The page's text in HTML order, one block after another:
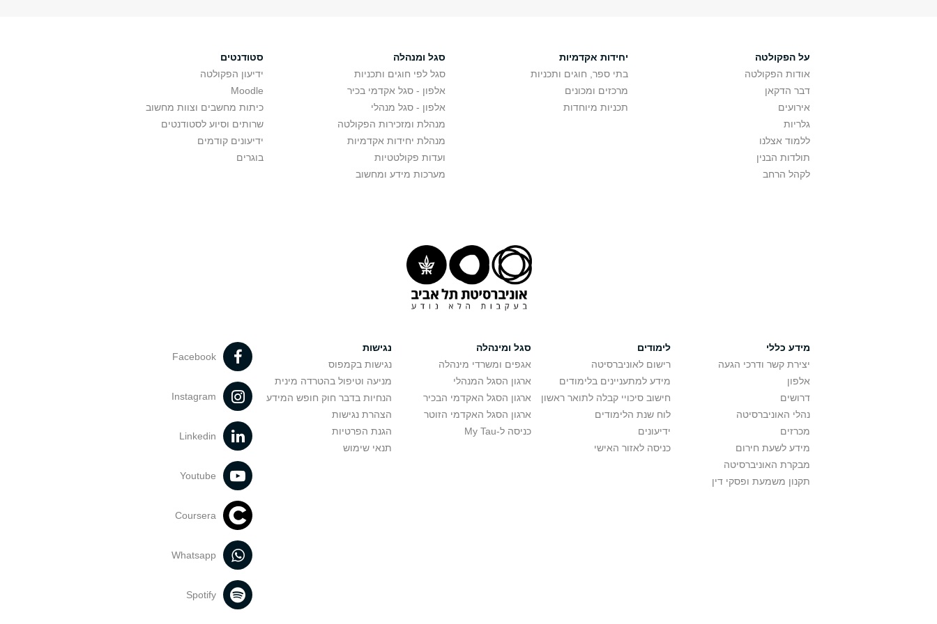
על הפקולטה
אודות הפקולטה
דבר הדקאן
אירועים
גלריות
ללמוד אצלנו
תולדות הבנין
לקהל הרחב
יחידות אקדמיות
בתי ספר, חוגים ותכניות
מרכזים ומכונים
תכניות מיוחדות
סגל ומנהלה
סגל לפי חוגים ותכניות
אלפון - סגל אקדמי בכיר
אלפון - סגל מנהלי
מנהלת ומזכירות הפקולטה
מנהלת יחידות אקדמיות
ועדות פקולטטיות
מערכות מידע ומחשוב
סטודנטים
ידיעון הפקולטה
Moodle
כיתות מחשבים וצוות מחשוב
שרותים וסיוע לסטודנטים
ידיעונים קודמים
בוגרים
מידע כללי
יצירת קשר ודרכי הגעה
אלפון
דרושים
נהלי האוניברסיטה
מכרזים
מידע לשעת חירום
מבקרת האוניברסיטה
תקנון משמעת ופסקי דין
לימודים
רישום לאוניברסיטה
מידע למתעניינים בלימודים
חישוב סיכויי קבלה לתואר ראשון
לוח שנת הלימודים
ידיעונים
כניסה לאזור האישי
סגל ומינהלה
אגפים ומשרדי מינהלה
ארגון הסגל המנהלי
ארגון הסגל האקדמי הבכיר
ארגון הסגל האקדמי הזוטר
כניסה ל-My Tau
נגישות
נגישות בקמפוס
מניעה וטיפול בהטרדה מינית
הנחיות בדבר חוק חופש המידע
הצהרת נגישות
הגנת הפרטיות
תנאי שימוש
Facebook
Instagram
Linkedin
Youtube
Coursera
Whatsapp
Spotify